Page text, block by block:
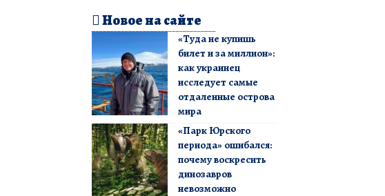
Новое на сайте
«Туда не купишь
билет и за миллион»:
как украинец
исследует самые
отдаленные острова
мира
«Парк Юрского
периода» ошибался:
почему воскресить
динозавров
невозможно